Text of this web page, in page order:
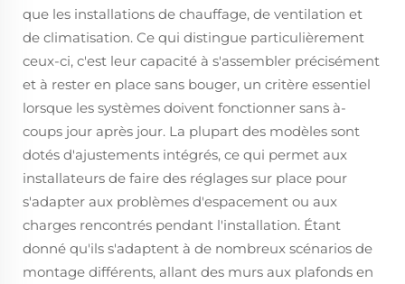
que les installations de chauffage, de ventilation et
de climatisation. Ce qui distingue particulièrement
ceux-ci, c'est leur capacité à s'assembler précisément
et à rester en place sans bouger, un critère essentiel
lorsque les systèmes doivent fonctionner sans à-
coups jour après jour. La plupart des modèles sont
dotés d'ajustements intégrés, ce qui permet aux
installateurs de faire des réglages sur place pour
s'adapter aux problèmes d'espacement ou aux
charges rencontrés pendant l'installation. Étant
donné qu'ils s'adaptent à de nombreux scénarios de
montage différents, allant des murs aux plafonds en